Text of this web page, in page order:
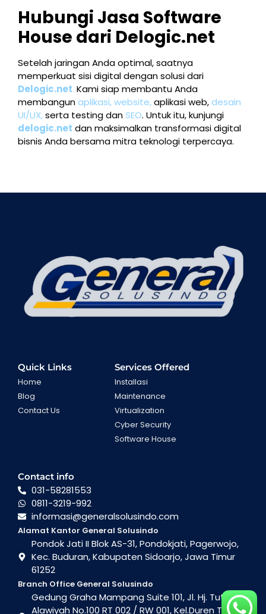
Hubungi Jasa Software
House dari Delogic.net
Setelah jaringan Anda optimal, saatnya
memperkuat sisi digital dengan solusi dari
Delogic.net. Kami siap membantu Anda
membangunaplikasi,website,aplikasi web,desain
UI/UX,serta testing danSEO. Untuk itu, kunjungi
delogic.net dan maksimalkan transformasi digital
bisnis Anda bersama mitra teknologi terpercaya.
Quick Links
Home
Blog
Contact Us
Services Offered
Installasi
Maintenance
Virtualization
Cyber Security
Software House
Contact info
031-58281553
0811-3219-992
informasi@generalsolusindo.com
Alamat Kantor General Solusindo
Pondok Jati II Blok AS-31, Pondokjati, Pagerwojo,
Kec. Buduran, Kabupaten Sidoarjo, Jawa Timur
61252
Branch Office General Solusindo
Gedung Graha Mampang Suite 101, Jl. Hj. Tutty
Alawiyah No.100 RT 002 / RW 001, Kel.Duren Tiga ,